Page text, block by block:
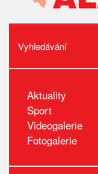
Aktuality
Sport
Videogalerie
Fotogalerie